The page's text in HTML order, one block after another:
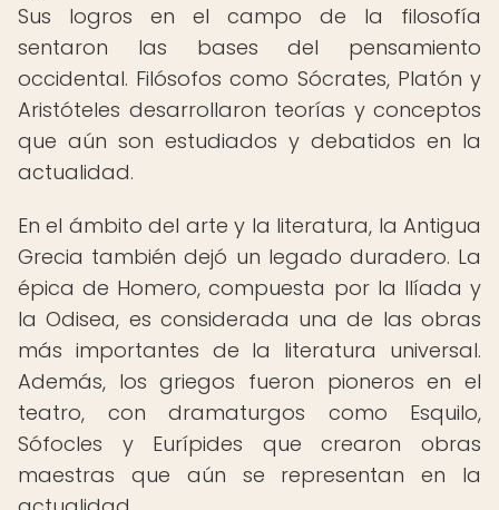
Sus logros en el campo de la filosofía
sentaron las bases del pensamiento
occidental. Filósofos como Sócrates, Platón y
Aristóteles desarrollaron teorías y conceptos
que aún son estudiados y debatidos en la
actualidad.
En el ámbito del arte y la literatura, la Antigua
Grecia también dejó un legado duradero. La
épica de Homero, compuesta por la Ilíada y
la Odisea, es considerada una de las obras
más importantes de la literatura universal.
Además, los griegos fueron pioneros en el
teatro, con dramaturgos como Esquilo,
Sófocles y Eurípides que crearon obras
maestras que aún se representan en la